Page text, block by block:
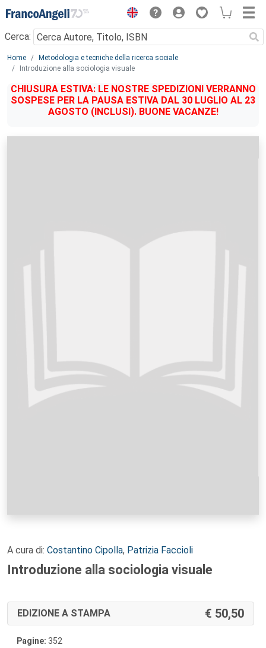
Menu
Cerca:
Main content
Home
Metodologia e tecniche della ricerca sociale
Introduzione alla sociologia visuale
CHIUSURA ESTIVA: LE NOSTRE SPEDIZIONI VERRANNO
SOSPESE PER LA PAUSA ESTIVA DAL 30 LUGLIO AL 23
AGOSTO (INCLUSI). BUONE VACANZE!
A cura di: Costantino Cipolla, Patrizia Faccioli
Introduzione alla sociologia visuale
EDIZIONE A STAMPA 50,50
Pagine: 352